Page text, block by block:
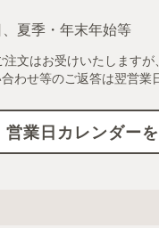
夏季・年末年始等
文はお受けいたしますが
わせ等のご返答は翌営業
営業日カレンダー